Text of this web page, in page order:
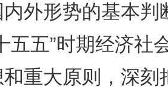
外形势的基本判
五五”时期经济社
重大原则，深刻